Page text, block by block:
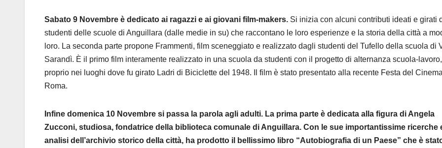
Sabato 9 Novembre è dedicato ai ragazzi e ai giovani film-makers. Si inizia con alcuni contributi ideati e girati
studenti delle scuole di Anguillara (dalle medie in su) che raccontano le loro esperienze e la storia della città a
loro. La seconda parte propone Frammenti, film sceneggiato e realizzato dagli studenti del Tufello della scuola di
Sarandì. È il primo film interamente realizzato in una scuola da studenti con il progetto di alternanza scuola-lavoro,
proprio nei luoghi dove fu girato Ladri di Biciclette del 1948. Il film è stato presentato alla recente Festa del
Roma.
Infine domenica 10 Novembre si passa la parola agli adulti. La prima parte è dedicata alla figura di Angela
Zucconi, studiosa, fondatrice della biblioteca comunale di Anguillara. Con le sue importantissime ricerche
analisi dell’archivio storico della città, ha prodotto il bellissimo libro “Autobiografia di un Paese” che è